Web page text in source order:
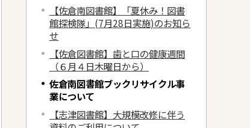
【佐倉南図書館】「夏休み！図書
館探検隊」(7月28日実施)のお知ら
せ
【佐倉図書館】歯と口の健康週間
（６月４日木曜日から）
佐倉南図書館ブックリサイクル事
業について
【志津図書館】大規模改修に伴う